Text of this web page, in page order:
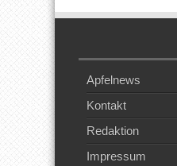
Apfelnews
Kontakt
Redaktion
Impressum